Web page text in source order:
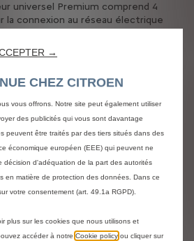
universel Premium comprend 4
la connexion au réseau électrique
disposant des prises répertoriées.
aux besoins spécifiques des
Ë-C3
→
CHEZ CITROEN
afin de vous offrir la meilleure expérience sur
la gestion du réseau et l’accessibilité. Ils
de la langue, les résultats de recherche et
vous offrons. Notre site peut également utiliser
des publicités qui vous sont davantage
peuvent être traités par des tiers situés dans des
économique européen (EEE) qui peuvent ne
décision d'adéquation de la part des autorités
en matière de protection des données. Dans ce
votre consentement (art. 49.1a RGPD).
plus sur les cookies que nous utilisons et
accéder à notre Cookie policy ou cliquer sur